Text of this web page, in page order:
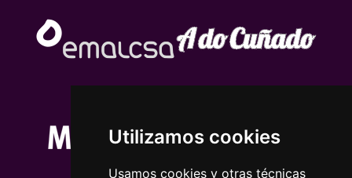
Utilizamos cookies
Usamos cookies y otras técnicas